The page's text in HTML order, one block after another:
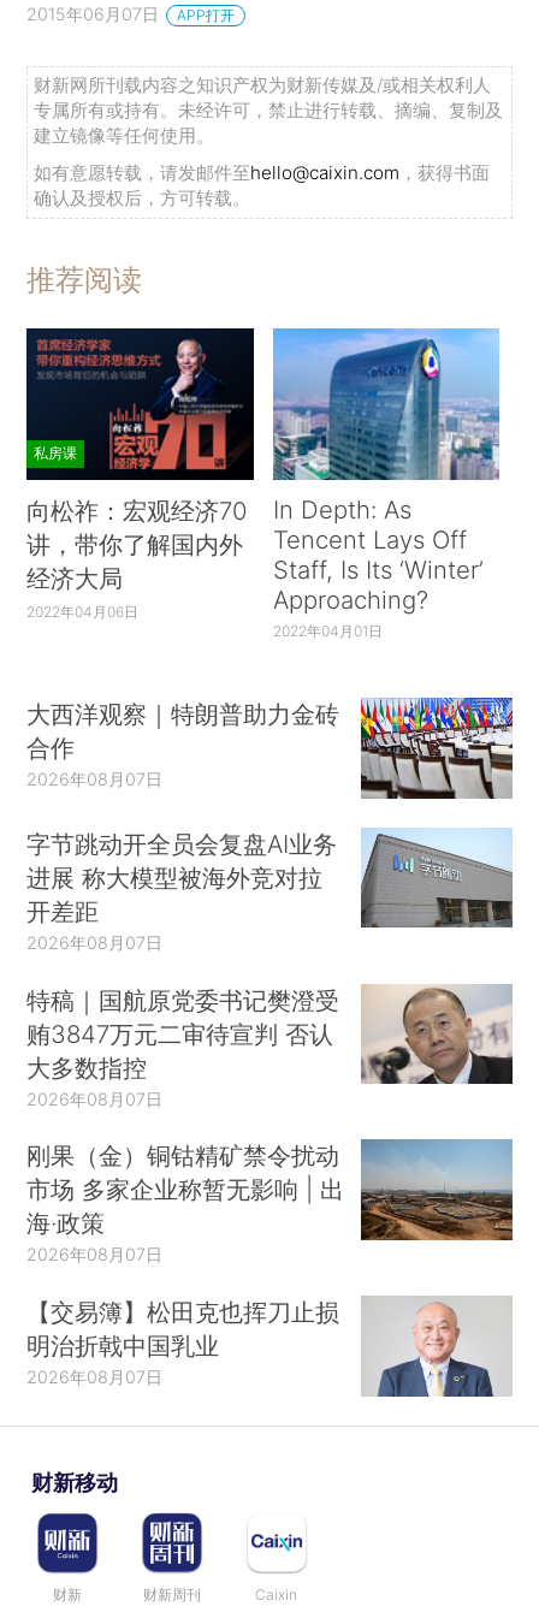
2015年06月07日 APP打开
财新网所刊载内容之知识产权为财新传媒及/或相关权利人
专属所有或持有。未经许可，禁止进行转载、摘编、复制及
建立镜像等任何使用。
如有意愿转载，请发邮件至hello@caixin.com ，获得书面
确认及授权后，方可转载。
推荐阅读
私房课
向松祚：宏观经济70
讲，带你了解国内外
经济大局
2022年04月06日
In Depth: As
Tencent Lays Off
Staff, Is Its ‘Winter’
Approaching?
2022年04月01日
大西洋观察｜特朗普助力金砖
合作
2026年08月07日
字节跳动开全员会复盘AI业务
进展 称大模型被海外竞对拉
开差距
2026年08月07日
特稿｜国航原党委书记樊澄受
贿3847万元二审待宣判 否认
大多数指控
2026年08月07日
刚果（金）铜钴精矿禁令扰动
市场 多家企业称暂无影响 | 出
海·政策
2026年08月07日
【交易簿】松田克也挥刀止损
明治折戟中国乳业
2026年08月07日
财新移动
财新 财新周刊 Caixin